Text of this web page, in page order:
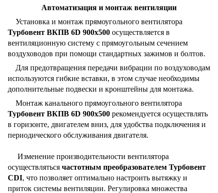
Автоматизация и монтаж вентиляции
Установка и монтаж прямоугольного вентилятора
Турбовент ВКПВ 6D 900x500 осуществляется в
вентиляционную систему с прямоугольным сечением
воздуховодов при помощи стандартных зажимов и болтов.
Для предотвращения передачи вибрации по воздуховодам
используются гибкие вставки, в этом случае необходимы
дополнительные подвески и кронштейны для монтажа.
Монтаж канального прямоугольного вентилятора
Турбовент ВКПВ 6D 900x500 рекомендуется осуществлять
в горизонте, двигателем вниз, для удобства подключения и
периодического обслуживания двигателя.
Изменение производительности вентилятора
осуществляться частотным преобразователем Турбовент
CDI, что позволяет оптимально настроить вытяжку и
приток системы вентиляции. Регулировка множества